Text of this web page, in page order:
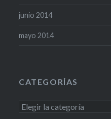
junio 2014
mayo 2014
CATEGORÍAS
Categorías